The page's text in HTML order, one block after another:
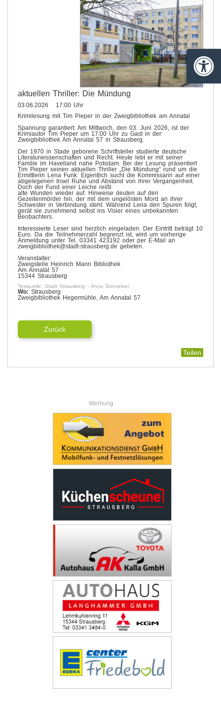
aktuellen Thriller: Die Mündung
03.06.2026 17:00 Uhr
Krimilesung mit Tim Pieper in der Zweigbibliothek am Annatal
Spannung garantiert: Am Mittwoch, den 03. Juni 2026, ist der
Krimiautor Tim Pieper um 17:00 Uhr zu Gast in der
Zweigbibliothek Am Annatal 57 in Strausberg.
Der 1970 in Stade geborene Schriftsteller studierte deutsche
Literaturwissenschaften und Recht. Heute lebt er mit seiner
Familie im Havelland nahe Potsdam. Bei der Lesung präsentiert
Tim Pieper seinen aktuellen Thriller „Die Mündung“ rund um die
Ermittlerin Lena Funk. Eigentlich sucht die Kommissarin auf einer
abgelegenen Insel Ruhe und Abstand von ihrer Vergangenheit.
Doch der Fund einer Leiche reißt
alte Wunden wieder auf. Hinweise deuten auf den
Gezeitenmörder hin, der mit dem ungelösten Mord an ihrer
Schwester in Verbindung steht. Während Lena den Spuren folgt,
gerät sie zunehmend selbst ins Visier eines unbekannten
Beobachters.
Interessierte Leser sind herzlich eingeladen. Der Eintritt beträgt 10
Euro. Da die Teilnehmerzahl begrenzt ist, wird um vorherige
Anmeldung unter Tel. 03341 423192 oder per E-Mail an
zweigbibliothek@stadt-strausberg.de gebeten.
Veranstalter:
Zweigstelle Heinrich Mann Bibliothek
Am Annatal 57
15344 Strausberg
Textquelle: Stadt Strausberg - Anna Dünnebier
Wo: Strausberg
Zweigbibliothek Hegermühle, Am Annatal 57
Zurück
Teilen
Werbung